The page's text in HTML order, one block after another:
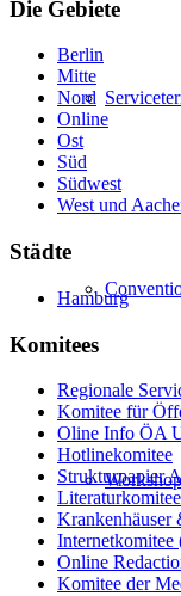
Die Gebiete
Berlin
Mitte
Nord
Online
Ost
Süd
Südwest
West und
Städte
Hamburg
Komitees
Regionale
Komitee für
Oline Info ÖA
Hotlinekomitee
Strukturpapier
Literaturkomitee
Online
Komitee der